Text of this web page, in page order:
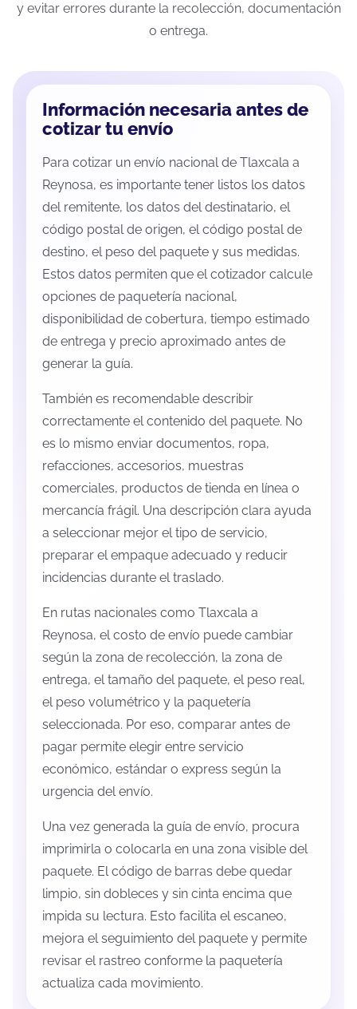
y evitar errores durante la recolección, documentación
o entrega.
Información necesaria antes de
cotizar tu envío
Para cotizar un envío nacional de Tlaxcala a
Reynosa, es importante tener listos los datos
del remitente, los datos del destinatario, el
código postal de origen, el código postal de
destino, el peso del paquete y sus medidas.
Estos datos permiten que el cotizador calcule
opciones de paquetería nacional,
disponibilidad de cobertura, tiempo estimado
de entrega y precio aproximado antes de
generar la guía.
También es recomendable describir
correctamente el contenido del paquete. No
es lo mismo enviar documentos, ropa,
refacciones, accesorios, muestras
comerciales, productos de tienda en línea o
mercancía frágil. Una descripción clara ayuda
a seleccionar mejor el tipo de servicio,
preparar el empaque adecuado y reducir
incidencias durante el traslado.
En rutas nacionales como Tlaxcala a
Reynosa, el costo de envío puede cambiar
según la zona de recolección, la zona de
entrega, el tamaño del paquete, el peso real,
el peso volumétrico y la paquetería
seleccionada. Por eso, comparar antes de
pagar permite elegir entre servicio
económico, estándar o express según la
urgencia del envío.
Una vez generada la guía de envío, procura
imprimirla o colocarla en una zona visible del
paquete. El código de barras debe quedar
limpio, sin dobleces y sin cinta encima que
impida su lectura. Esto facilita el escaneo,
mejora el seguimiento del paquete y permite
revisar el rastreo conforme la paquetería
actualiza cada movimiento.